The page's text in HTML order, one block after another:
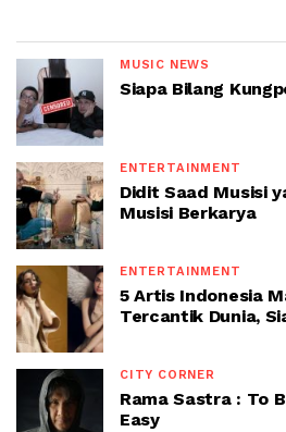
MUSIC NEWS
Siapa Bilang
ENTERTAINMENT
Didit Saad Musisi
Musisi Berkarya
ENTERTAINMENT
5 Artis Indonesia
Tercantik Dunia,
CITY CORNER
Rama Sastra : To
Easy